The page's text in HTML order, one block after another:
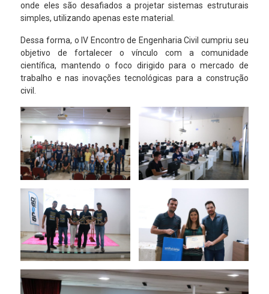
onde eles são desafiados a projetar sistemas estruturais
simples, utilizando apenas este material.
Dessa forma, o IV Encontro de Engenharia Civil cumpriu seu
objetivo de fortalecer o vínculo com a comunidade
científica, mantendo o foco dirigido para o mercado de
trabalho e nas inovações tecnológicas para a construção
civil.